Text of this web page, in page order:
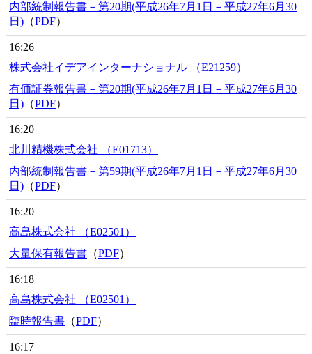
内部統制報告書－第20期(平成26年7月1日－平成27年6月30
日) （PDF）
16:26
株式会社イデアインターナショナル （E21259）
有価証券報告書－第20期(平成26年7月1日－平成27年6月30
日) （PDF）
16:20
北川精機株式会社 （E01713）
内部統制報告書－第59期(平成26年7月1日－平成27年6月30
日) （PDF）
16:20
高島株式会社 （E02501）
大量保有報告書 （PDF）
16:18
高島株式会社 （E02501）
臨時報告書 （PDF）
16:17